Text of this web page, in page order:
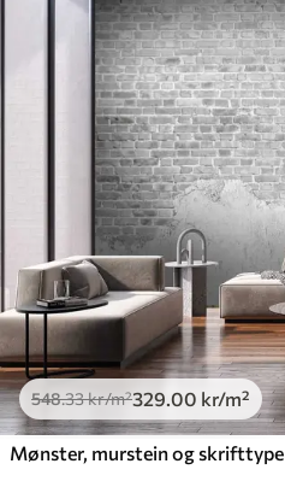
548.33kr/m²329.00 kr/m²
Mønster, murstein og skrifttype